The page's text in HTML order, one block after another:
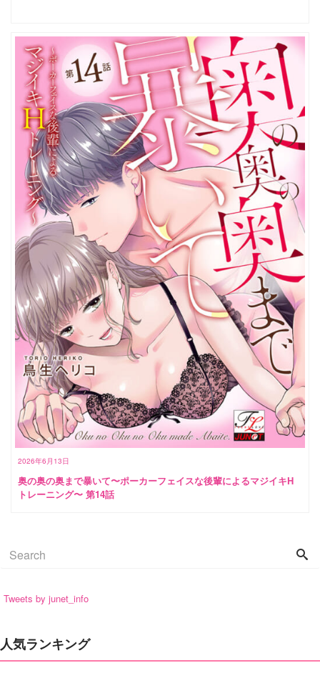
2026年6月13日
奥の奥の奥まで暴いて〜ポーカーフェイスな後輩によるマジイキH
トレーニング〜 第14話
Tweets by junet_info
人気ランキング